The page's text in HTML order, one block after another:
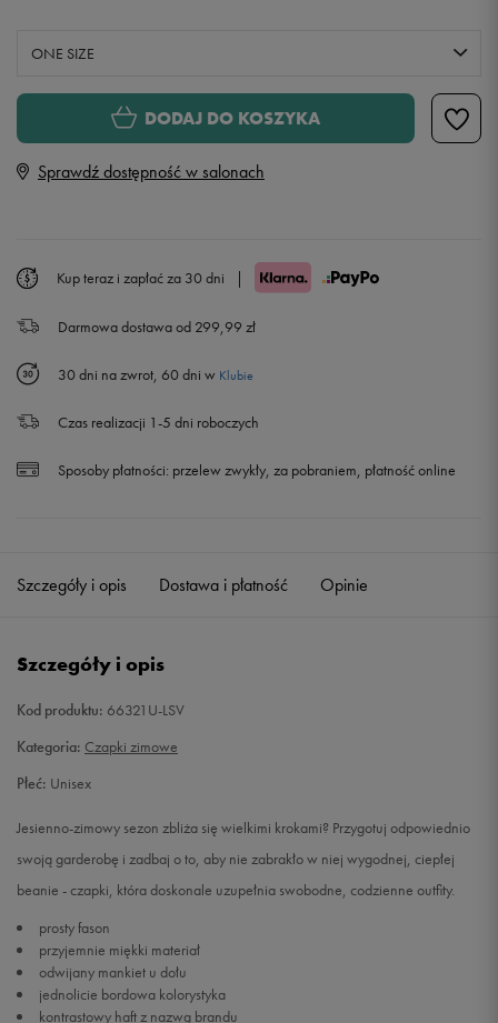
ONE SIZE
ONE SIZE DODAJ DO KOSZYKA
Sprawdź dostępność w salonach
Kup teraz i zapłać za 30 dni |
Darmowa dostawa od 299,99 zł
30 dni na zwrot, 60 dni w Klubie
Czas realizacji 1-5 dni roboczych
Sposoby płatności: przelew zwykły, za pobraniem, płatność online
Szczegóły i opis Dostawa i płatność Opinie
Szczegóły i opis
Kod produktu: 66321U-LSV
Kategoria: Czapki zimowe
Płeć: Unisex
Jesienno-zimowy sezon zbliża się wielkimi krokami? Przygotuj odpowiednio
swoją garderobę i zadbaj o to, aby nie zabrakło w niej wygodnej, ciepłej
beanie - czapki, która doskonale uzupełnia swobodne, codzienne outfity.
prosty fason
przyjemnie miękki materiał
odwijany mankiet u dołu
jednolicie bordowa kolorystyka
kontrastowy haft z nazwą brandu